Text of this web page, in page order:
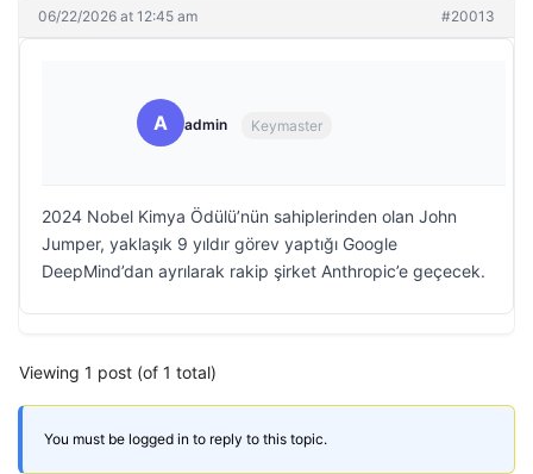
06/22/2026 at 12:45 am #20013
A admin Keymaster
2024 Nobel Kimya Ödülü’nün sahiplerinden olan John
Jumper, yaklaşık 9 yıldır görev yaptığı Google
DeepMind’dan ayrılarak rakip şirket Anthropic’e geçecek.
Viewing 1 post (of 1 total)
You must be logged in to reply to this topic.